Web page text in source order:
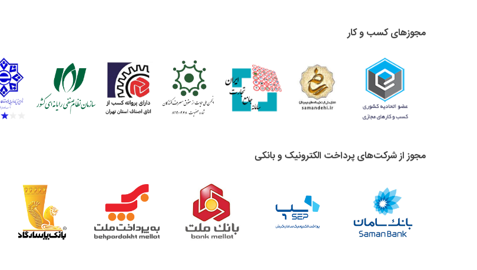
مجوزهای کسب و کار
مجوز از شرکت‌های پرداخت الکترونیک و بانکی